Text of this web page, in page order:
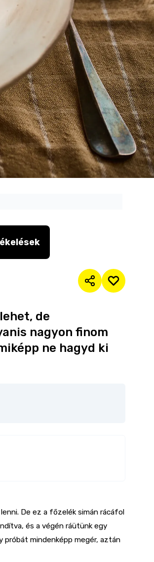
de
nagyon finom
ne hagyd ki
De ez a főzelék simán rácáfol
és a végén ráütünk egy
próbát mindenképp megér, aztán